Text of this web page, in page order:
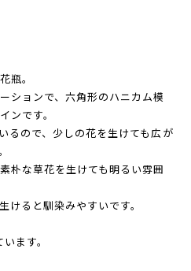
瓶。
ションで、六角形のハニカム模
ンです。
るので、少しの花を生けても広が
朴な草花を生けても明るい雰囲
けると馴染みやすいです。
ます。